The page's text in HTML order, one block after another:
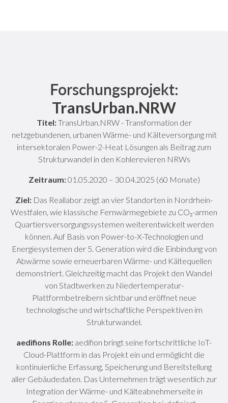
Forschungsprojekt:
TransUrban.NRW
Titel:TransUrban.NRW - Transformation der
netzgebundenen, urbanen Wärme- und Kälteversorgung mit
intersektoralen Power-2-Heat Lösungen als Beitrag zum
Strukturwandel in den Kohlerevieren NRWs
Zeitraum:01.05.2020 – 30.04.2025 (60 Monate)
Ziel: Das Reallabor zeigt an vier Standorten in Nordrhein-
Westfalen, wie klassische Fernwärmegebiete zu CO₂-armen
Quartiersversorgungssystemen weiterentwickelt werden
können. Auf Basis von Power-to-X-Technologien und
Energiesystemen der 5. Generation wird die Einbindung von
Abwärme sowie erneuerbaren Wärme- und Kältequellen
demonstriert. Gleichzeitig macht das Projekt den Wandel
von Stadtwerken zu Niedertemperatur-
Plattformbetreibern sichtbar und eröffnet neue
technologische und wirtschaftliche Perspektiven im
Strukturwandel.
aedifions Rolle: aedifion bringt seine fortschrittliche IoT-
Cloud-Plattform in das Projekt ein und ermöglicht die
kontinuierliche Erfassung, Speicherung und Bereitstellung
aller Gebäudedaten. Das Unternehmen trägt wesentlich zur
Integration der Wärme- und Kälteabnehmerseite in